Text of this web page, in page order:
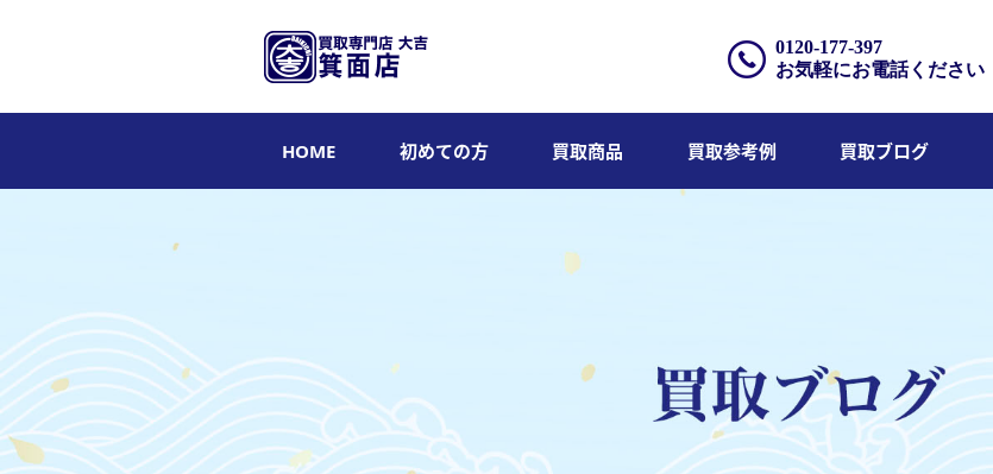
0120-177-397
お気軽にお電話ください
HOME 初めての方 買取商品 買取参考例 買取ブログ